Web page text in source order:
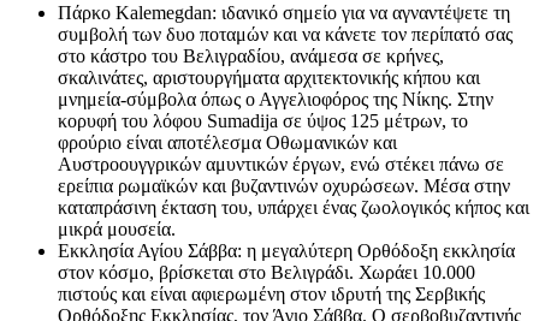
Πάρκο Kalemegdan: ιδανικό σημείο για να αγναντέψετε τη
συμβολή των δυο ποταμών και να κάνετε τον περίπατό σας
στο κάστρο του Βελιγραδίου, ανάμεσα σε κρήνες,
σκαλινάτες, αριστουργήματα αρχιτεκτονικής κήπου και
μνημεία-σύμβολα όπως ο Αγγελιοφόρος της Νίκης. Στην
κορυφή του λόφου Sumadija σε ύψος 125 μέτρων, το
φρούριο είναι αποτέλεσμα Οθωμανικών και
Αυστροουγγρικών αμυντικών έργων, ενώ στέκει πάνω σε
ερείπια ρωμαϊκών και βυζαντινών οχυρώσεων. Μέσα στην
καταπράσινη έκταση του, υπάρχει ένας ζωολογικός κήπος και
μικρά μουσεία.
Εκκλησία Αγίου Σάββα: η μεγαλύτερη Ορθόδοξη εκκλησία
στον κόσμο, βρίσκεται στο Βελιγράδι. Χωράει 10.000
πιστούς και είναι αφιερωμένη στον ιδρυτή της Σερβικής
Ορθόδοξης Εκκλησίας, τον Άγιο Σάββα. O σερβοβυζαντινής